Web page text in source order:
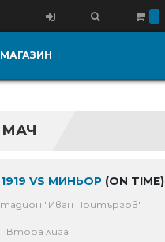
МАГАЗИН
VS МИНЬОР (ON TIME)
"Иван Притъргов"
Втора лига